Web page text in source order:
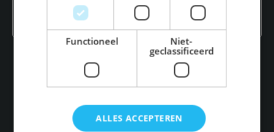
Registreren
Gelderlandplein 36
Functioneel
Niet-
geclassificeerd
ALLES ACCEPTEREN